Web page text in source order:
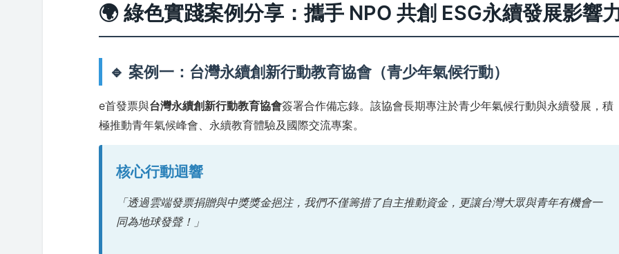
🌍 綠色實踐案例分享：攜手 NPO 共創 ESG永續發展影響
🔹 案例一：台灣永續創新行動教育協會（青少年氣候行動）
e首發票與台灣永續創新行動教育協會簽署合作備忘錄。該協會長期專注於青少年氣候行動與永續發展，積
極推動青年氣候峰會、永續教育體驗及國際交流專案。
核心行動迴響
「透過雲端發票捐贈與中獎獎金挹注，我們不僅籌措了自主推動資金，更讓台灣大眾與青年有機會一
同為地球發聲！」